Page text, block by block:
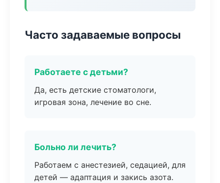
Часто задаваемые вопросы
Работаете с детьми?
Да, есть детские стоматологи,
игровая зона, лечение во сне.
Больно ли лечить?
Работаем с анестезией, седацией, для
детей — адаптация и закись азота.